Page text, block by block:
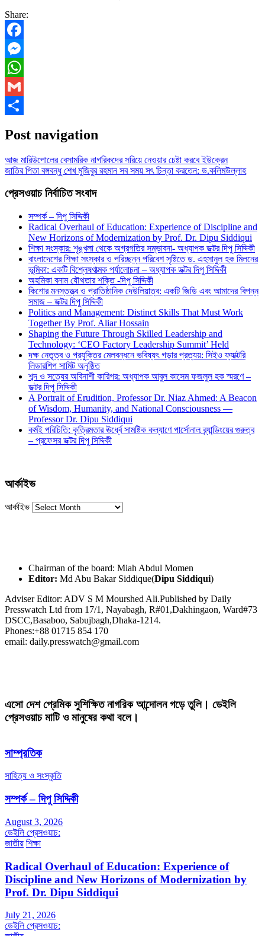
Share:
Facebook
Messenger
WhatsApp
Gmail
Post navigation
আজ মারিউপোলের বেসামরিক নাগরিকদের সরিয়ে নেওয়ার চেষ্টা করবে ইউক্রেন
জাতির পিতা বঙ্গবন্ধু শেখ মুজিবুর রহমান সব সময় সৎ চিন্তা করতেন: ড.কলিমউল্লাহ
প্রেসওয়াচ নির্বাচিত সংবাদ
সম্পর্ক – দিপু সিদ্দিকী
Radical Overhaul of Education: Experience of Discipline and
New Horizons of Modernization by Prof. Dr. Dipu Siddiqui
শিক্ষা সংস্কার: শৃঙ্খলা থেকে অগ্রগতির সম্ভাবনা- অধ্যাপক ডক্টর দিপু সিদ্দিকী
বাংলাদেশের শিক্ষা সংস্কার ও পরিচ্ছন্ন পরিবেশ সৃষ্টিতে ড. এহসানুল হক মিলনের
ভূমিকা: একটি বিশ্লেষণাত্মক পর্যালোচনা – অধ্যাপক ডক্টর দিপু সিদ্দিকী
অহমিকা বনাম যৌথতার শক্তি -দিপু সিদ্দিকী
কিশোর মনস্তত্ত্ব ও প্রাতিষ্ঠানিক দেউলিয়াত্ব: একটি জিডি এবং আমাদের বিপন্ন
সমাজ – ডক্টর দিপু সিদ্দিকী
Politics and Management: Distinct Skills That Must Work
Together By Prof. Aliar Hossain
Shaping the Future Through Skilled Leadership and
Technology: ‘CEO Factory Leadership Summit’ Held
দক্ষ নেতৃত্ব ও প্রযুক্তির মেলবন্ধনে ভবিষ্যৎ গড়ার প্রত্যয়: সিইও ফ্যাক্টরি
লিডারশিপ সামিট অনুষ্ঠিত
শব্দ ও সত্যের অবিনাশী কারিগর: অধ্যাপক আবুল কাসেম ফজলুল হক স্মরণে –
ডক্টর দিপু সিদ্দিকী
A Portrait of Erudition, Professor Dr. Niaz Ahmed: A Beacon
of Wisdom, Humanity, and National Consciousness —
Professor Dr. Dipu Siddiqui
কর্মই পরিচিতি: কৃত্রিমতার ঊর্ধ্বে সামষ্টিক কল্যাণে পার্সোনাল ব্র্যান্ডিংয়ের গুরুত্ব
– প্রফেসর ডক্টর দিপু সিদ্দিকী
আর্কাইভ
আর্কাইভ
Chairman of the board: Miah Abdul Momen
Editor: Md Abu Bakar Siddique(Dipu Siddiqui)
Adviser Editor: ADV S M Mourshed Ali.Published by Daily
Presswatch Ltd from 17/1, Nayabagh, R#01,Dakhingaon, Ward#73
DSCC,Basaboo, Sabujbagh,Dhaka-1214.
Phones:+88 01715 854 170
email: daily.presswatch@gmail.com
এসো দেশ প্রেমিক সুশিক্ষিত নাগরিক আন্দোলন গড়ে তুলি। ডেইলি
প্রেসওয়াচ মাটি ও মানুষের কথা বলে।
সাম্প্রতিক
সাহিত্য ও সংস্কৃতি
সম্পর্ক – দিপু সিদ্দিকী
August 3, 2026
ডেইলি প্রেসওয়াচ:
জাতীয় শিক্ষা
Radical Overhaul of Education: Experience of
Discipline and New Horizons of Modernization by
Prof. Dr. Dipu Siddiqui
July 21, 2026
ডেইলি প্রেসওয়াচ: